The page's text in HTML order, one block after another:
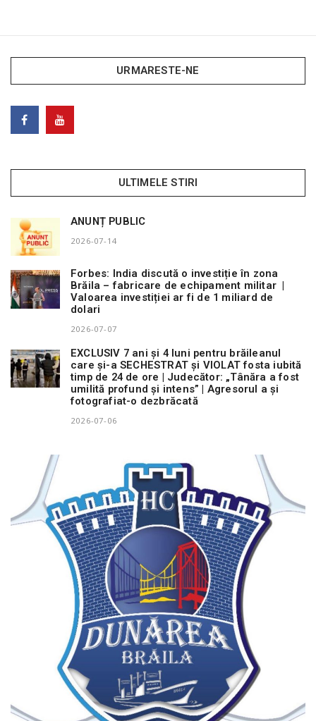
URMARESTE-NE
ULTIMELE STIRI
ANUNȚ PUBLIC
2026-07-14
Forbes: India discută o investiție în zona
Brăila – fabricare de echipament militar |
Valoarea investiției ar fi de 1 miliard de
dolari
2026-07-07
EXCLUSIV 7 ani și 4 luni pentru brăileanul
care și-a SECHESTRAT și VIOLAT fosta iubită
timp de 24 de ore | Judecător: „Tânăra a fost
umilită profund și intens” | Agresorul a și
fotografiat-o dezbrăcată
2026-07-06